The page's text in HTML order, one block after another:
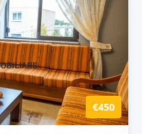
€450